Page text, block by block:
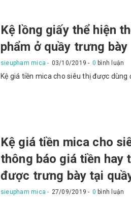
Kệ lồng giấy thể hiện
phẩm ở quầy trưng bày
sieupham mica 03/10/2019 0 bình luận
Kệ giá tiền mica cho siêu thị được dùng
Kệ giá tiền mica cho
thông báo giá tiền hay
được trưng bày tại
sieupham mica 27/09/2019 0 bình luận